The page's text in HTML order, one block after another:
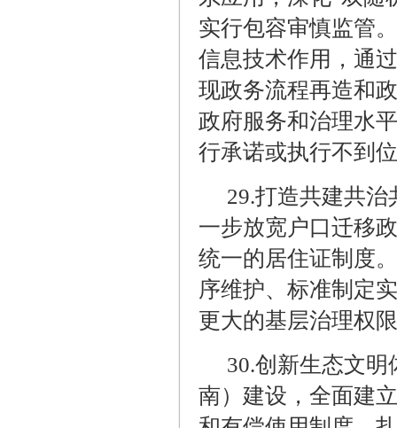
实行包容审慎监管
信息技术作用，通
现政务流程再造和
政府服务和治理水
行承诺或执行不到
29.打造共建共治
一步放宽户口迁移
统一的居住证制度
序维护、标准制定
更大的基层治理权
30.创新生态文明
南）建设，全面建